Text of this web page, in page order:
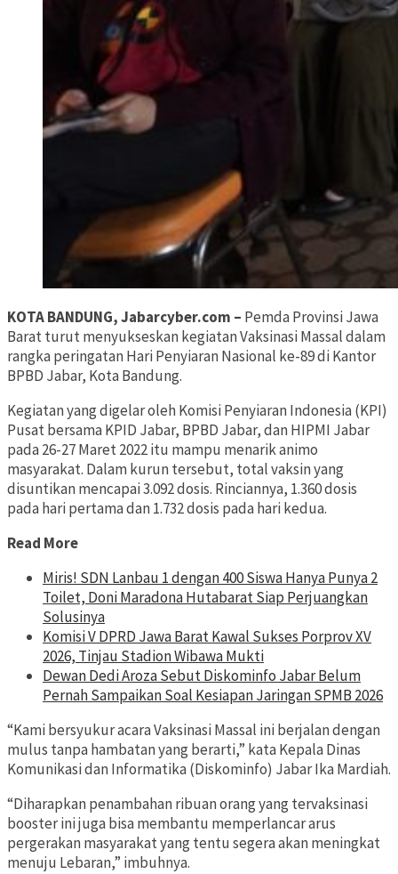
KOTA BANDUNG, Jabarcyber.com – Pemda Provinsi Jawa
Barat turut menyukseskan kegiatan Vaksinasi Massal dalam
rangka peringatan Hari Penyiaran Nasional ke-89 di Kantor
BPBD Jabar, Kota Bandung.
Kegiatan yang digelar oleh Komisi Penyiaran Indonesia (KPI)
Pusat bersama KPID Jabar, BPBD Jabar, dan HIPMI Jabar
pada 26-27 Maret 2022 itu mampu menarik animo
masyarakat. Dalam kurun tersebut, total vaksin yang
disuntikan mencapai 3.092 dosis. Rinciannya, 1.360 dosis
pada hari pertama dan 1.732 dosis pada hari kedua.
Read More
Miris! SDN Lanbau 1 dengan 400 Siswa Hanya Punya 2
Toilet, Doni Maradona Hutabarat Siap Perjuangkan
Solusinya
Komisi V DPRD Jawa Barat Kawal Sukses Porprov XV
2026, Tinjau Stadion Wibawa Mukti
Dewan Dedi Aroza Sebut Diskominfo Jabar Belum
Pernah Sampaikan Soal Kesiapan Jaringan SPMB 2026
“Kami bersyukur acara Vaksinasi Massal ini berjalan dengan
mulus tanpa hambatan yang berarti,” kata Kepala Dinas
Komunikasi dan Informatika (Diskominfo) Jabar Ika Mardiah.
“Diharapkan penambahan ribuan orang yang tervaksinasi
booster ini juga bisa membantu memperlancar arus
pergerakan masyarakat yang tentu segera akan meningkat
menuju Lebaran,” imbuhnya.